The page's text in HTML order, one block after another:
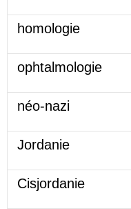
homologie
ophtalmologie
néo-nazi
Jordanie
Cisjordanie